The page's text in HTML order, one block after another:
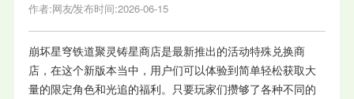
作者:网友发布时间:2026-06-15
崩坏星穹铁道聚灵铸星商店是最新推出的活动特殊兑换商
店，在这个新版本当中，用户们可以体验到简单轻松获取大
量的限定角色和光追的福利。只要玩家们攒够了各种不同的